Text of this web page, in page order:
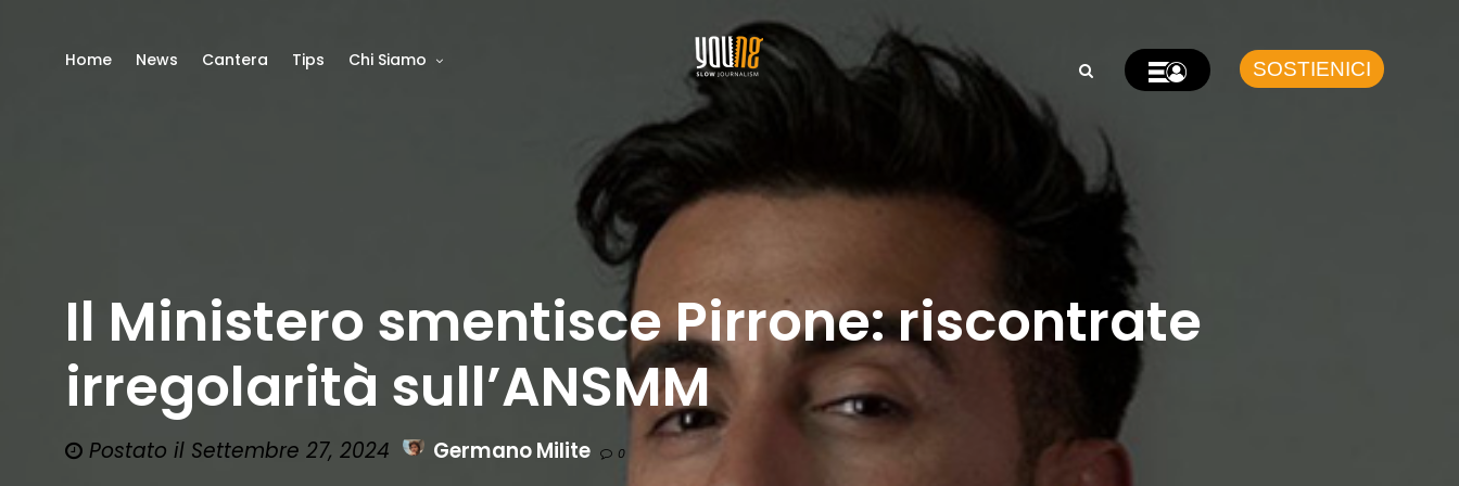
Home News Cantera Tips Chi Siamo SOSTIENICI
Il Ministero smentisce Pirrone: riscontrate
irregolarità sull’ANSMM
Postato il Settembre 27, 2024 Germano Milite 0